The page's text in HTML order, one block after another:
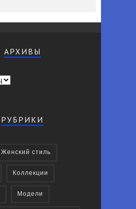
АРХИВЫ
РУБРИКИ
Женский стиль
Коллекции
Модели